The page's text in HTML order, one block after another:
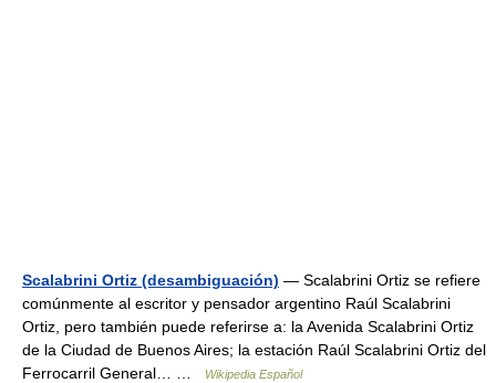
Scalabrini Ortiz (desambiguación) — Scalabrini Ortiz se refiere
comúnmente al escritor y pensador argentino Raúl Scalabrini
Ortiz, pero también puede referirse a: la Avenida Scalabrini Ortiz
de la Ciudad de Buenos Aires; la estación Raúl Scalabrini Ortiz del
Ferrocarril General… …
Wikipedia Español